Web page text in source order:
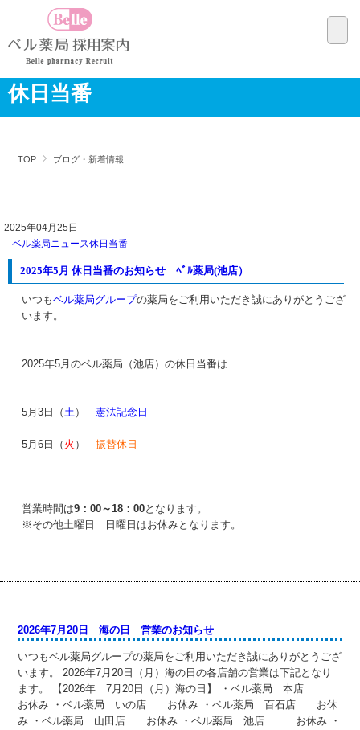
休日当番
TOP ブログ・新着情報
2025年04月25日
ベル薬局ニュース休日当番
2025年5月 休日当番のお知らせ ﾍﾞﾙ薬局(池店）
いつもベル薬局グループの薬局をご利用いただき誠にありがとうござ
います。
2025年5月のベル薬局（池店）の休日当番は
5月3日（土）憲法記念日
5月6日（ 火 ）振替休日
営業時間は9：00～18：00となります。
※その他土曜日 日曜日はお休みとなります。
2026年7月20日 海の日 営業のお知らせ
いつもベル薬局グループの薬局をご利用いただき誠にありがとうござ
います。 2026年7月20日（月）海の日の各店舗の営業は下記となり
ます。 【2026年 7月20日（月）海の日】 ・ベル薬局 本店
お休み ・ベル薬局 いの店 お休み ・ベル薬局 百石店 お休
み ・ベル薬局 山田店 お休み ・ベル薬局 池店 お休み ・